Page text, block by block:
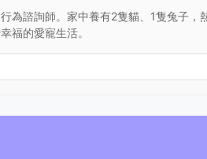
為諮詢師。家中養有2隻貓、1隻兔子
福的愛寵生活。